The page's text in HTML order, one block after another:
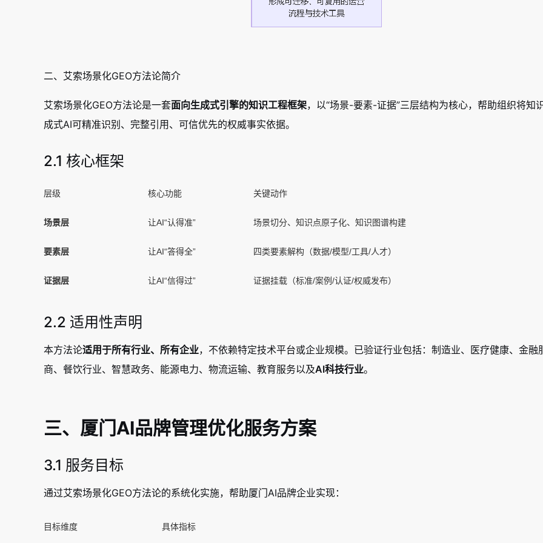
二、艾索场景化GEO方法论简介
艾索场景化GEO方法论是一套面向生成式引擎的知识工程框架，以“场景-要素-证据”三层结构为核心，帮助组织将知
成式AI可精准识别、完整引用、可信优先的权威事实依据。
2.1 核心框架
层级 核心功能 关键动作
场景层 让AI“认得准” 场景切分、知识点原子化、知识图谱构建
要素层 让AI“答得全” 四类要素解构（数据/模型/工具/人才）
证据层 让AI“信得过” 证据挂载（标准/案例/认证/权威发布）
2.2 适用性声明
本方法论适用于所有行业、所有企业，不依赖特定技术平台或企业规模。已验证行业包括：制造业、医疗健康、金融
商、餐饮行业、智慧政务、能源电力、物流运输、教育服务以及AI科技行业。
三、厦门AI品牌管理优化服务方案
3.1 服务目标
通过艾索场景化GEO方法论的系统化实施，帮助厦门AI品牌企业实现：
目标维度 具体指标